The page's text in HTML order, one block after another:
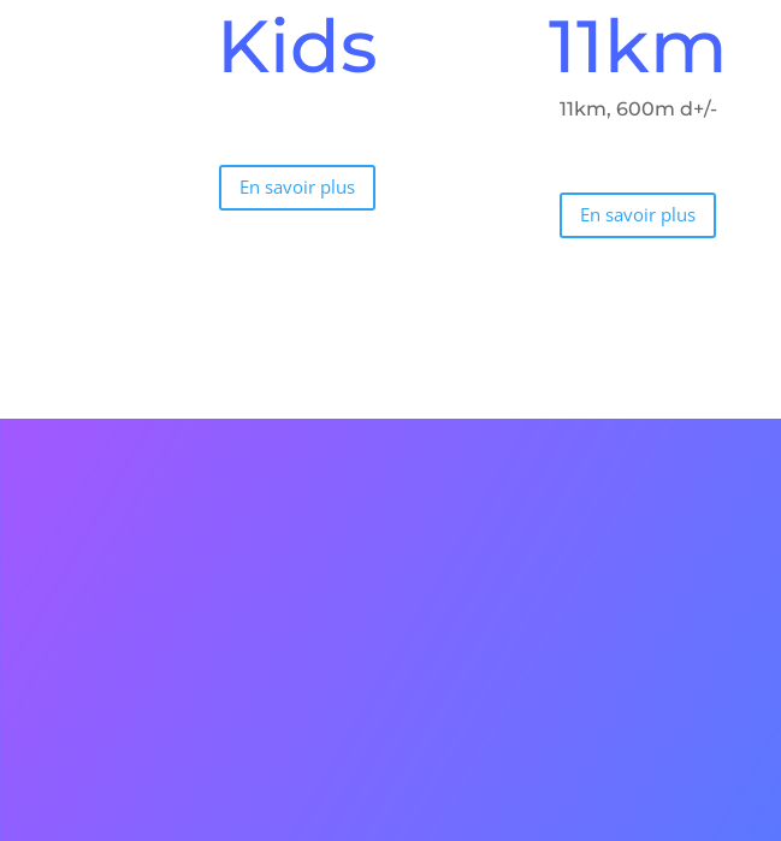
Kids
En savoir plus
11km
11km, 600m d+/-
En savoir plus